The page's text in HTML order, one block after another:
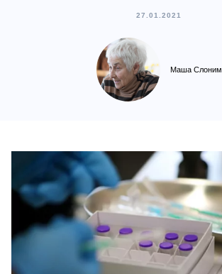
27.01.2021
Маша Слоним